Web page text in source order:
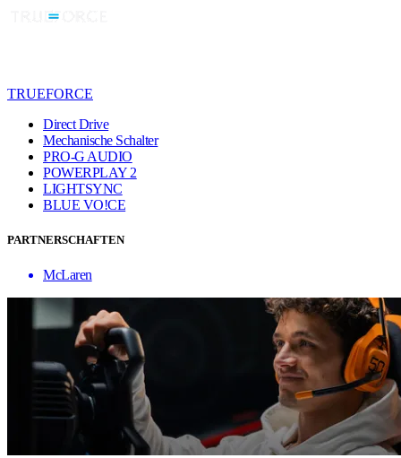
TRUEFORCE
Direct Drive
Mechanische Schalter
PRO-G AUDIO
POWERPLAY 2
LIGHTSYNC
BLUE VO!CE
PARTNERSCHAFTEN
McLaren